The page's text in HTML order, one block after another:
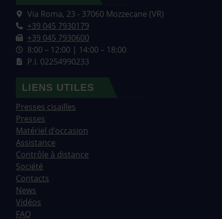
Via Roma, 23 - 37060 Mozzecane (VR)
+39 045 7930179
+39 045 7930600
8:00 – 12:00 | 14:00 – 18:00
P.I. 02254990233
LIENS UTILES
Presses cisailles
Presses
Matériel d’occasion
Assistance
Contrôle à distance
Société
Contacts
News
Vidéos
FAQ